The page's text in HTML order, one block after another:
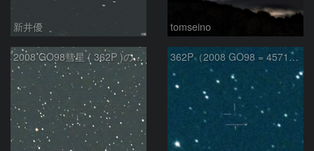
新井優 tomseino
2008 GO98彗星 ( 362P )の予報位置：2025/09/25 362P（2008 GO98 = 457175）